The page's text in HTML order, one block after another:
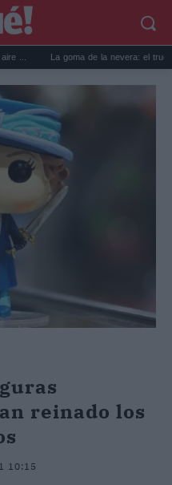
La goma de la nevera: el truco del
reinado los
10:15